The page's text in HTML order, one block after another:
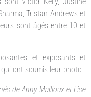
Tristan Andrews et
sont âgés entre 10 et
et exposants et
ont soumis leur photo.
de Anny Mailloux et Lise